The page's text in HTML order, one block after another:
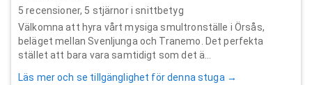
5 recensioner, 5 stjärnor i snittbetyg
Välkomna att hyra vårt mysiga smultronställe i Örsås,
beläget mellan Svenljunga och Tranemo. Det perfekta
stället att bara vara samtidigt som det ä...
Läs mer och se tillgänglighet för denna stuga →